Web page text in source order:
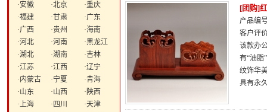
·安徽 ·北京
·重庆
·福建
·甘肃
·广东
·广西
·贵州
·海南
·河北
·河南
·黑龙江
·湖北
·湖南
·吉林
·江苏
·江西
·辽宁
·内蒙古
·宁夏
·青海
·山东
·山西
·陕西
·上海
·四川
·天津
[团购]
产品编
客户评
该款办
有“油脂
纹饰华
具有永